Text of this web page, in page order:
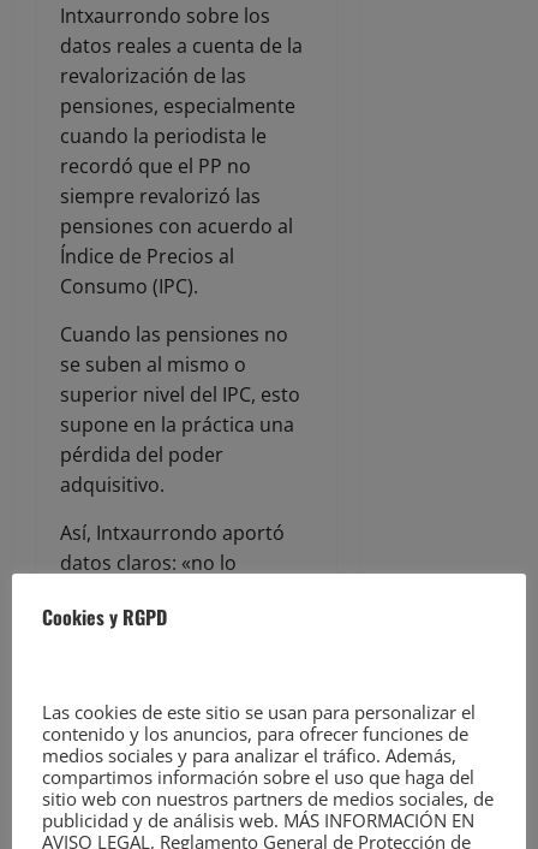
Intxaurrondo sobre los
datos reales a cuenta de la
revalorización de las
pensiones, especialmente
cuando la periodista le
recordó que el PP no
siempre revalorizó las
pensiones con acuerdo al
Índice de Precios al
Consumo (IPC).
Cuando las pensiones no
se suben al mismo o
superior nivel del IPC, esto
supone en la práctica una
pérdida del poder
adquisitivo.
Así, Intxaurrondo aportó
datos claros: «no lo
2013, ni en 2017», aunque
periodista a pedir disculpas
públicamente si uno de los
dos estaba confundido.
Feijóo, a su manera,
Cookies y RGPD
Las cookies de este sitio se usan para personalizar el
contenido y los anuncios, para ofrecer funciones de
medios sociales y para analizar el tráfico. Además,
compartimos información sobre el uso que haga del
sitio web con nuestros partners de medios sociales, de
publicidad y de análisis web. MÁS INFORMACIÓN EN
AVISO LEGAL, Reglamento General de Protección de